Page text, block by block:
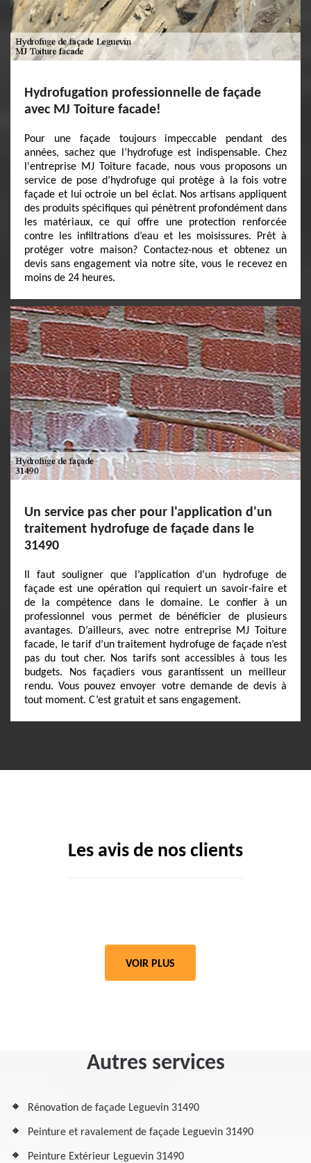
Hydrofugation professionnelle de façade
avec MJ Toiture facade!
Pour une façade toujours impeccable pendant des
années, sachez que l’hydrofuge est indispensable. Chez
l'entreprise MJ Toiture facade, nous vous proposons un
service de pose d’hydrofuge qui protège à la fois votre
façade et lui octroie un bel éclat. Nos artisans appliquent
des produits spécifiques qui pénètrent profondément dans
les matériaux, ce qui offre une protection renforcée
contre les infiltrations d’eau et les moisissures. Prêt à
protéger votre maison? Contactez-nous et obtenez un
devis sans engagement via notre site, vous le recevez en
moins de 24 heures.
Un service pas cher pour l'application d'un
traitement hydrofuge de façade dans le
31490
Il faut souligner que l’application d’un hydrofuge de
façade est une opération qui requiert un savoir-faire et
de la compétence dans le domaine. Le confier à un
professionnel vous permet de bénéficier de plusieurs
avantages. D’ailleurs, avec notre entreprise MJ Toiture
facade, le tarif d’un traitement hydrofuge de façade n’est
pas du tout cher. Nos tarifs sont accessibles à tous les
budgets. Nos façadiers vous garantissent un meilleur
rendu. Vous pouvez envoyer votre demande de devis à
tout moment. C’est gratuit et sans engagement.
Les avis de nos clients
VOIR PLUS
Autres services
Rénovation de façade Leguevin 31490
Peinture et ravalement de façade Leguevin 31490
Peinture Extérieur Leguevin 31490